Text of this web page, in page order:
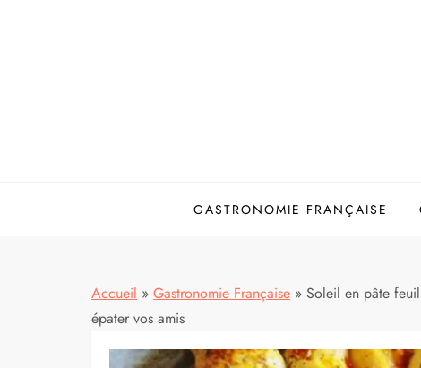
GASTRONOMIE FRANÇAISE
Accueil » Gastronomie Française » Soleil en pâte
épater vos amis